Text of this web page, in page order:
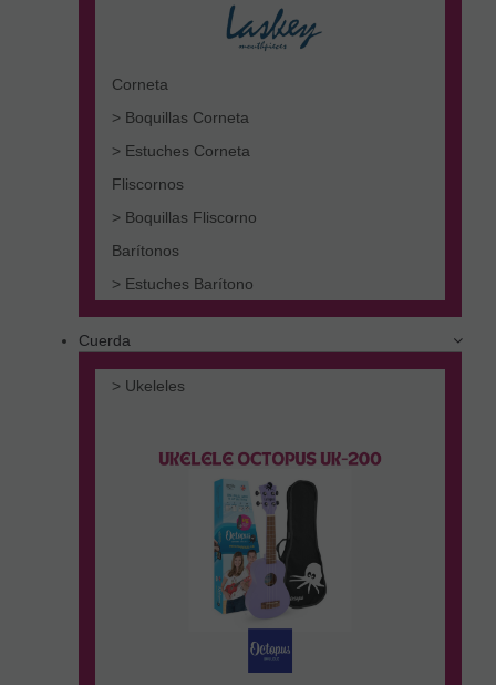
Corneta
> Boquillas Corneta
> Estuches Corneta
Fliscornos
> Boquillas Fliscorno
Barítonos
> Estuches Barítono
Cuerda
> Ukeleles